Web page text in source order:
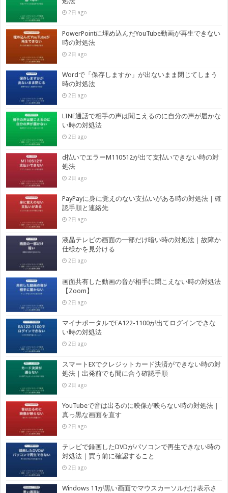
2日 ago
PowerPointに埋め込んだYouTube動画が再生できない
時の対処法
2日 ago
Wordで「保存しますか」が出ないまま閉じてしまう
時の対処法
2日 ago
LINE通話で相手の声は聞こえるのに自分の声が届かな
い時の対処法
2日 ago
d払いでエラーM110512が出て支払いできない時の対
処法
2日 ago
PayPayに身に覚えのない支払いがある時の対処法｜確
認手順と連絡先
2日 ago
液晶テレビの画面の一部だけ暗い時の対処法｜故障か
仕様かを見分ける
2日 ago
画面共有した動画の音が相手に聞こえない時の対処法
【Zoom】
2日 ago
マイナポータルでEA122-1100が出てログインできな
い時の対処法
2日 ago
スマートEXでクレジットカード決済ができない時の対
処法｜出発前でも間に合う確認手順
2日 ago
YouTubeで音は出るのに映像が映らない時の対処法｜
真っ黒な画面を直す
2日 ago
テレビで録画したDVDがパソコンで再生できない時の
対処法｜買う前に確認すること
2日 ago
Windows 11が黒い画面でマウスカーソルだけ表示さ